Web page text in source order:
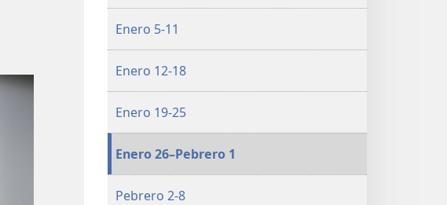
MINISTERYO
Pebrero
Enero 5-11
Enero 12-18
Enero 19-25
Enero 26–Pebrero 1
Pebrero 2-8